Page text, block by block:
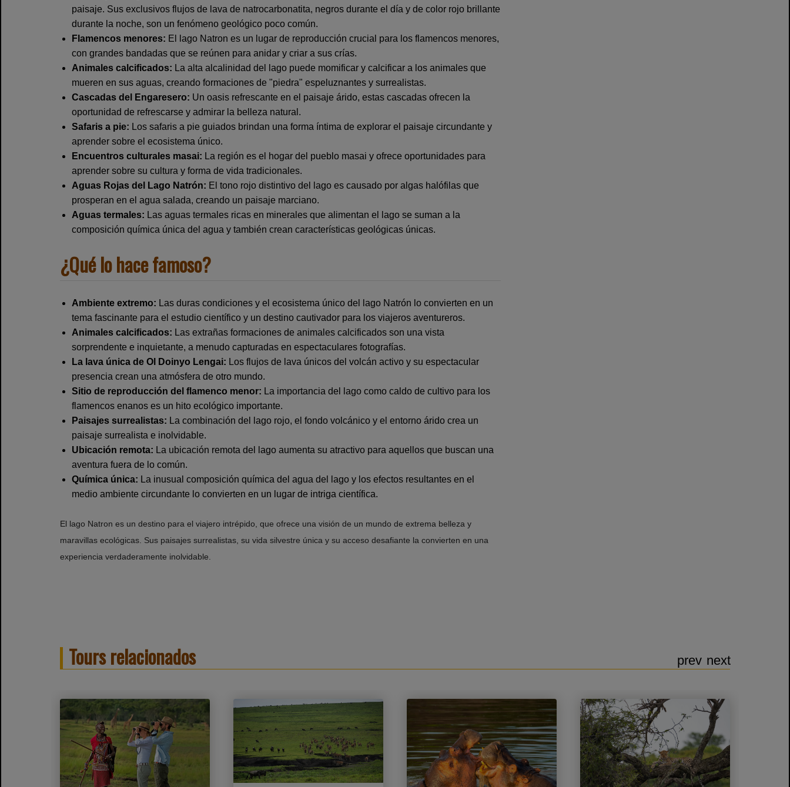
paisaje. Sus exclusivos flujos de lava de natrocarbonatita, negros durante el día y de color rojo brillante
durante la noche, son un fenómeno geológico poco común.
Flamencos menores: El lago Natron es un lugar de reproducción crucial para los flamencos menores,
con grandes bandadas que se reúnen para anidar y criar a sus crías.
Animales calcificados: La alta alcalinidad del lago puede momificar y calcificar a los animales que
mueren en sus aguas, creando formaciones de "piedra" espeluznantes y surrealistas.
Cascadas del Engaresero: Un oasis refrescante en el paisaje árido, estas cascadas ofrecen la
oportunidad de refrescarse y admirar la belleza natural.
Safaris a pie: Los safaris a pie guiados brindan una forma íntima de explorar el paisaje circundante y
aprender sobre el ecosistema único.
Encuentros culturales masai: La región es el hogar del pueblo masai y ofrece oportunidades para
aprender sobre su cultura y forma de vida tradicionales.
Aguas Rojas del Lago Natrón: El tono rojo distintivo del lago es causado por algas halófilas que
prosperan en el agua salada, creando un paisaje marciano.
Aguas termales: Las aguas termales ricas en minerales que alimentan el lago se suman a la
composición química única del agua y también crean características geológicas únicas.
¿Qué lo hace famoso?
Ambiente extremo: Las duras condiciones y el ecosistema único del lago Natrón lo convierten en un
tema fascinante para el estudio científico y un destino cautivador para los viajeros aventureros.
Animales calcificados: Las extrañas formaciones de animales calcificados son una vista
sorprendente e inquietante, a menudo capturadas en espectaculares fotografías.
La lava única de Ol Doinyo Lengai: Los flujos de lava únicos del volcán activo y su espectacular
presencia crean una atmósfera de otro mundo.
Sitio de reproducción del flamenco menor: La importancia del lago como caldo de cultivo para los
flamencos enanos es un hito ecológico importante.
Paisajes surrealistas: La combinación del lago rojo, el fondo volcánico y el entorno árido crea un
paisaje surrealista e inolvidable.
Ubicación remota: La ubicación remota del lago aumenta su atractivo para aquellos que buscan una
aventura fuera de lo común.
Química única: La inusual composición química del agua del lago y los efectos resultantes en el
medio ambiente circundante lo convierten en un lugar de intriga científica.
El lago Natron es un destino para el viajero intrépido, que ofrece una visión de un mundo de extrema belleza y
maravillas ecológicas. Sus paisajes surrealistas, su vida silvestre única y su acceso desafiante la convierten en una
experiencia verdaderamente inolvidable.
Tours relacionados prev next